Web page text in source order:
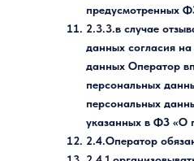
предусмотренных
2.3.3.в случае
данных согласия
данных Оператор
персональных
персональных
указанных в ФЗ «О
2.4.Оператор